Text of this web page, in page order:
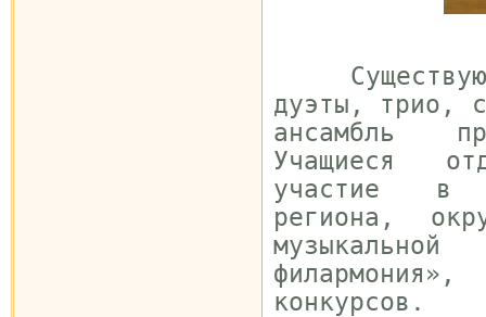
дуэты, трио,
ансамбль
Учащиеся
участие в
региона,
конкурсов.